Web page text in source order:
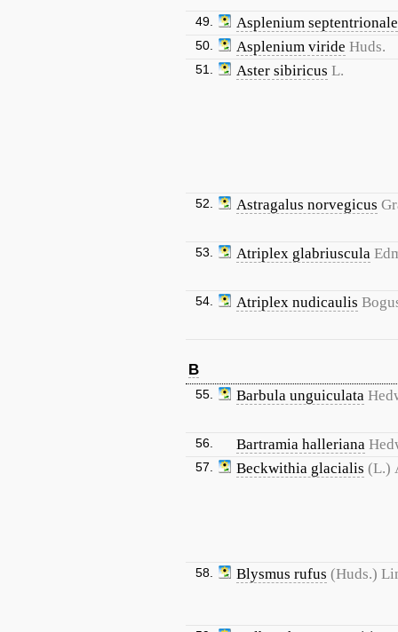
49. Asplenium septentrionale
50. Asplenium viride Huds.
51. Aster sibiricus L.
52. Astragalus norvegicus
53. Atriplex glabriuscula
54. Atriplex nudicaulis
B
55. Barbula unguiculata
56. Bartramia halleriana
57. Beckwithia glacialis (L.)
58. Blysmus rufus (Huds.)